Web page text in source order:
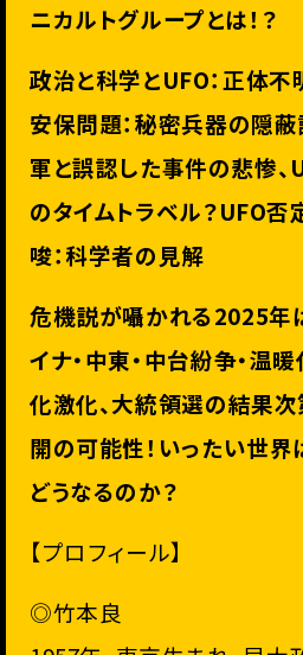
ニカルトグループとは！？
政治と科学とUFO：正体
安保問題：秘密兵器の隠蔽
軍と誤認した事件の悲惨、
のタイムトラベル？UFO否
唆：科学者の見解
危機説が囁かれる2025年
イナ・中東・中台紛争・温
化激化、大統領選の結果
開の可能性！ いったい世界
どうなるのか？
【プロフィール】
◎竹本良